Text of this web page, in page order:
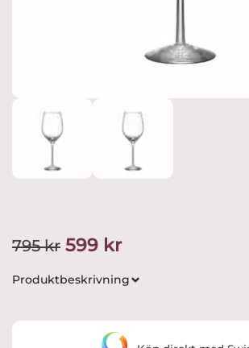
795kr Det
ursprungliga
599 krDet
nuvarande
är:
Produktbeskrivning